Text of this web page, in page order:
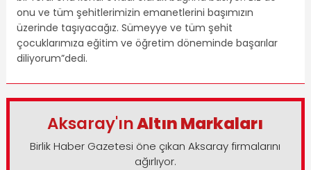
onu ve tüm şehitlerimizin emanetlerini başımızın
üzerinde taşıyacağız. Sümeyye ve tüm şehit
çocuklarımıza eğitim ve öğretim döneminde başarılar
diliyorum”dedi.
Aksaray'ınAltın Markaları
Birlik Haber Gazetesi öne çıkan Aksaray firmalarını
ağırlıyor.